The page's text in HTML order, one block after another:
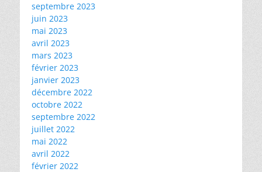
septembre 2023
juin 2023
mai 2023
avril 2023
mars 2023
février 2023
janvier 2023
décembre 2022
octobre 2022
septembre 2022
juillet 2022
mai 2022
avril 2022
février 2022